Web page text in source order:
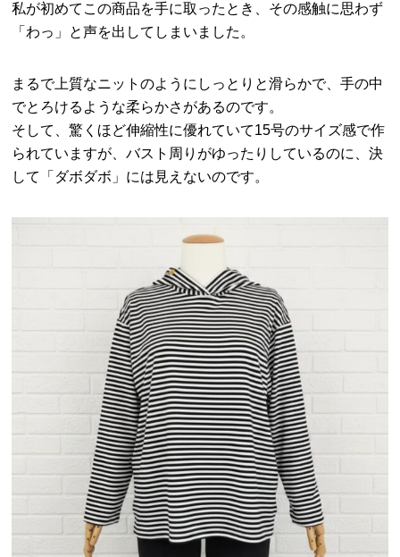
私が初めてこの商品を手に取ったとき、その感触に思わず
「わっ」と声を出してしまいました。
まるで上質なニットのようにしっとりと滑らかで、手の中
でとろけるような柔らかさがあるのです。
そして、驚くほど伸縮性に優れていて15号のサイズ感で作
られていますが、バスト周りがゆったりしているのに、決
して「ダボダボ」には見えないのです。